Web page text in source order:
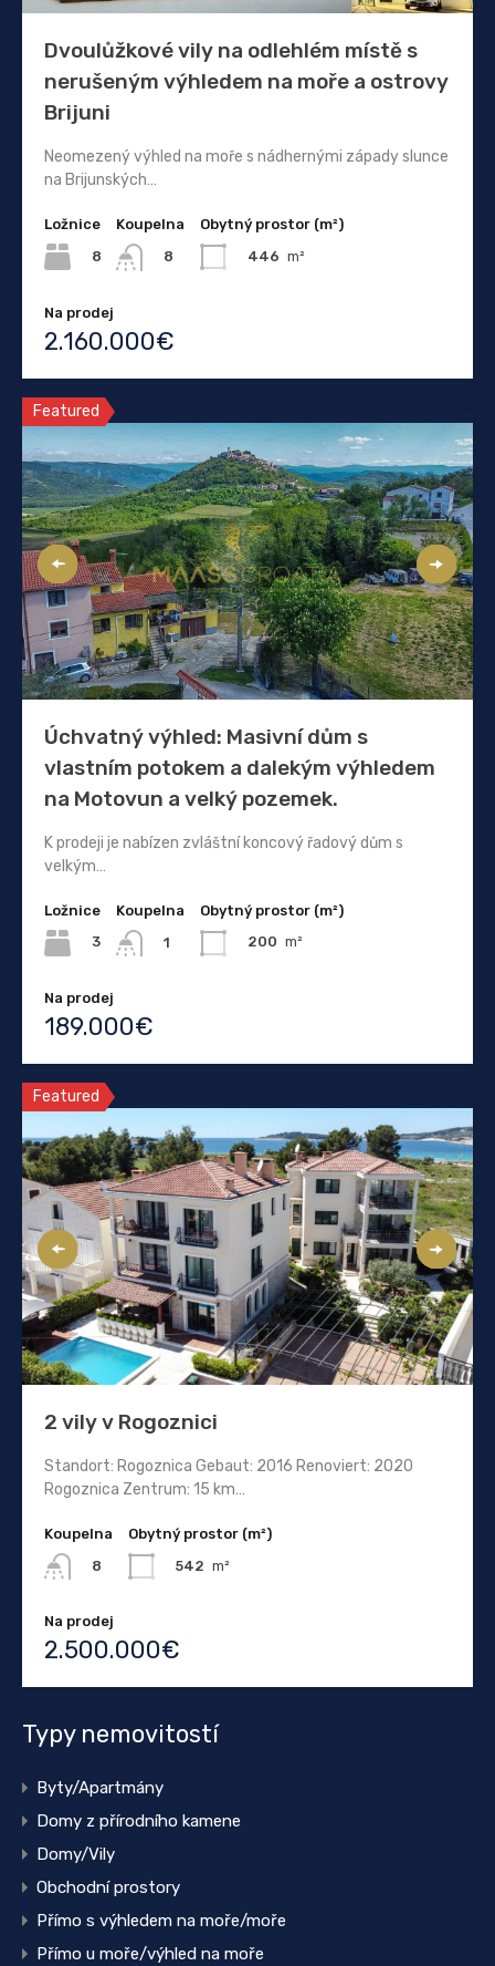
Dvoulůžkové vily na odlehlém místě s
nerušeným výhledem na moře a ostrovy
Brijuni
Neomezený výhled na moře s nádhernými západy slunce
na Brijunských…
Ložnice
8
Koupelna
8
Obytný prostor (m²)
446 m²
Na prodej
2.160.000€
Featured
Úchvatný výhled: Masivní dům s
vlastním potokem a dalekým výhledem
na Motovun a velký pozemek.
K prodeji je nabízen zvláštní koncový řadový dům s
velkým…
Ložnice
3
Koupelna
1
Obytný prostor (m²)
200 m²
Na prodej
189.000€
Featured
2 vily v Rogoznici
Standort: Rogoznica Gebaut: 2016 Renoviert: 2020
Rogoznica Zentrum: 15 km…
Koupelna
8
Obytný prostor (m²)
542 m²
Na prodej
2.500.000€
Typy nemovitostí
Byty/Apartmány
Domy z přírodního kamene
Domy/Vily
Obchodní prostory
Přímo s výhledem na moře/moře
Přímo u moře/výhled na moře